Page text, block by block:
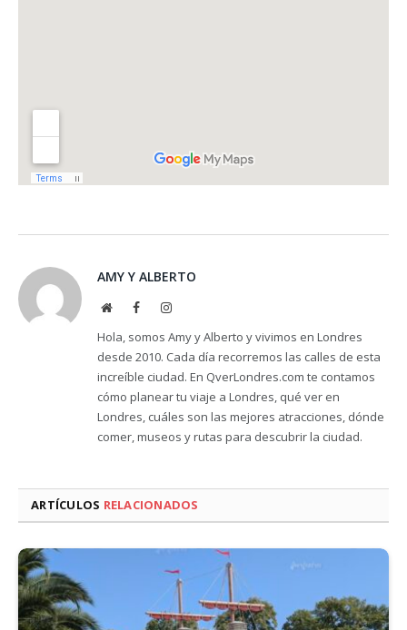
AMY Y ALBERTO
WebsiteFacebookInstagram
Hola, somos Amy y Alberto y vivimos en Londres
desde 2010. Cada día recorremos las calles de esta
increíble ciudad. En QverLondres.com te contamos
cómo planear tu viaje a Londres, qué ver en
Londres, cuáles son las mejores atracciones, dónde
comer, museos y rutas para descubrir la ciudad.
ARTÍCULOS RELACIONADOS